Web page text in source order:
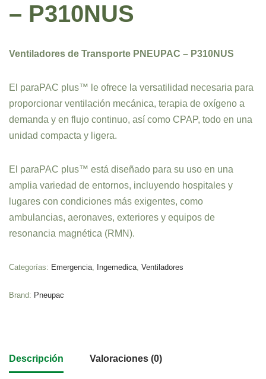
– P310NUS
Ventiladores de Transporte PNEUPAC – P310NUS
El paraPAC plus™ le ofrece la versatilidad necesaria para
proporcionar ventilación mecánica, terapia de oxígeno a
demanda y en flujo continuo, así como CPAP, todo en una
unidad compacta y ligera.
El paraPAC plus™ está diseñado para su uso en una
amplia variedad de entornos, incluyendo hospitales y
lugares con condiciones más exigentes, como
ambulancias, aeronaves, exteriores y equipos de
resonancia magnética (RMN).
Categorías: Emergencia, Ingemedica, Ventiladores
Brand: Pneupac
Descripción Valoraciones (0)